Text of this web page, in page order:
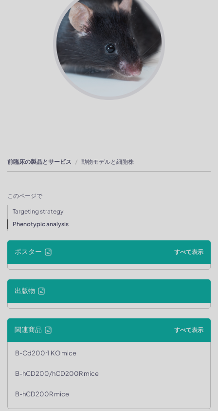
前臨床の製品とサービス 動物モデルと細胞株
このページで
Targeting strategy
Phenotypic analysis
ポスター すべて表示
出版物
関連商品 すべて表示
B-Cd200r1 KO mice
B-hCD200/hCD200R mice
B-hCD200R mice